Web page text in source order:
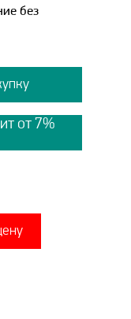
без
Рассчитать кредит от 7%